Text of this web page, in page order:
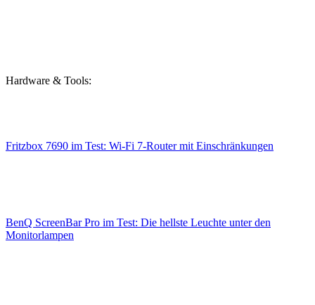
Hardware & Tools:
Fritzbox 7690 im Test: Wi-Fi 7-Router mit Einschränkungen
BenQ ScreenBar Pro im Test: Die hellste Leuchte unter den
Monitorlampen